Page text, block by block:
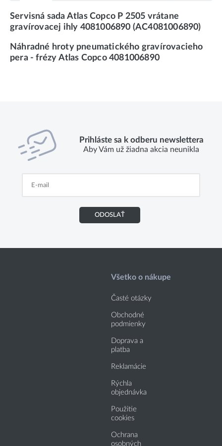
Servisná sada Atlas Copco P 2505 vrátane
gravírovacej ihly 4081006890 (AC4081006890)
Náhradné hroty pneumatického gravírovacieho
pera - frézy Atlas Copco 4081006890
Prihláste sa k odberu newslettera
Aby Vám už žiadna akcia neunikla
ODOSLAŤ
Všetko o nákupe
Časté otázky
Obchodné
podmienky
Doprava a
platba
Reklamácie
Rýchla
objednávka
Použitie
cookies
Ochrana
osobných